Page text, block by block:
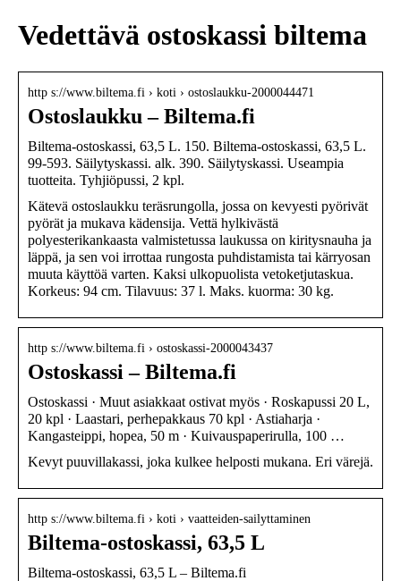
Vedettävä ostoskassi biltema
http s://www.biltema.fi › koti › ostoslaukku-2000044471
Ostoslaukku – Biltema.fi
Biltema-ostoskassi, 63,5 L. 150. Biltema-ostoskassi, 63,5 L.
99-593. Säilytyskassi. alk. 390. Säilytyskassi. Useampia
tuotteita. Tyhjiöpussi, 2 kpl.
Kätevä ostoslaukku teräsrungolla, jossa on kevyesti pyörivät
pyörät ja mukava kädensija. Vettä hylkivästä
polyesterikankaasta valmistetussa laukussa on kiritysnauha ja
läppä, ja sen voi irrottaa rungosta puhdistamista tai kärryosan
muuta käyttöä varten. Kaksi ulkopuolista vetoketjutaskua.
Korkeus: 94 cm. Tilavuus: 37 l. Maks. kuorma: 30 kg.
http s://www.biltema.fi › ostoskassi-2000043437
Ostoskassi – Biltema.fi
Ostoskassi · Muut asiakkaat ostivat myös · Roskapussi 20 L,
20 kpl · Laastari, perhepakkaus 70 kpl · Astiaharja ·
Kangasteippi, hopea, 50 m · Kuivauspaperirulla, 100 …
Kevyt puuvillakassi, joka kulkee helposti mukana. Eri värejä.
http s://www.biltema.fi › koti › vaatteiden-sailyttaminen
Biltema-ostoskassi, 63,5 L
Biltema-ostoskassi, 63,5 L – Biltema.fi